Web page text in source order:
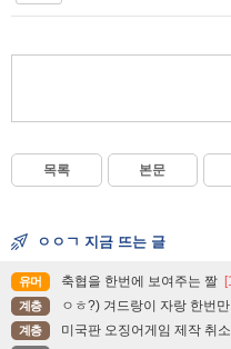
목록 본문
ㅇㅇㄱ 지금 뜨는 글
유머 축협을 한번에 보여주는 짤
계층 ㅇㅎ?) 겨드랑이 자랑 한번
계층 미국판 오징어게임 제작 취소